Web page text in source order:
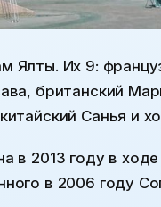
Ялты. Их 9:
британский
Санья и
в 2013 году в
в 2006 году